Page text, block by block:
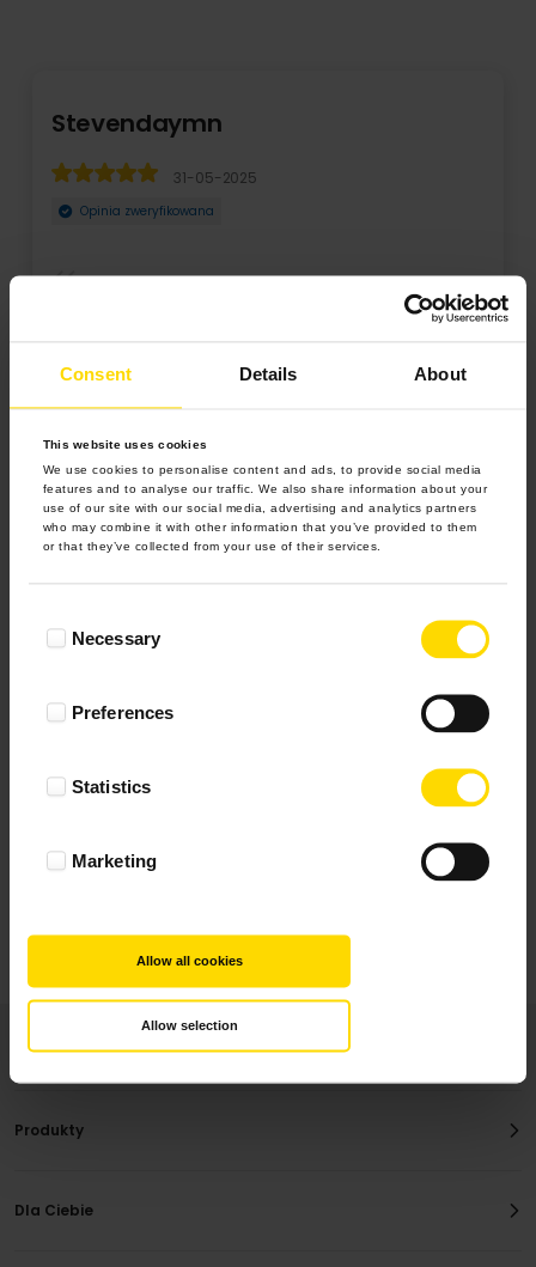
Consent Details About
This website uses cookies
We use cookies to personalise content and ads, to provide social media
features and to analyse our traffic. We also share information about your
use of our site with our social media, advertising and analytics partners
who may combine it with other information that you’ve provided to them
or that they’ve collected from your use of their services.
SelectionNecessary
Preferences
Statistics
Marketing
Allow all cookies
Allow selection
Stevendaymn
31-05-2025
Opinia zweryfikowana
4.9 z 5.0
Najbardziej pomocne oceny, które doradzą Ci
Produkty
Dla Ciebie